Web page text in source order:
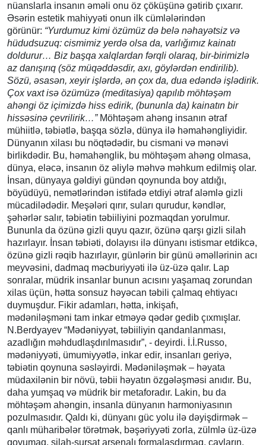
nüanslarla insanın əməli onu öz çöküşünə gətirib çıxarır.
Əsərin estetik mahiyyəti onun ilk cümlələrindən
görünür: “Yurdumuz kimi özümüz də belə nəhayətsiz və
hüdudsuzuq: cismimiz yerdə olsa da, varlığımız kainatı
doldurur… Biz başqa xalqlardan fərqli olaraq, bir-birimizlə
az danışırıq (söz müqəddəsdir, axı, göylərdən endirilib).
Sözü, əsasən, xeyir işlərdə, ən çox da, dua edəndə işlədirik.
Çox vaxt isə özümüzə (meditasiya) qapılıb möhtəşəm
ahəngi öz içimizdə hiss edirik, (bununla da) kainatın bir
hissəsinə çevrilirik…”Möhtəşəm ahəng insanın ətraf
mühiitlə, təbiətlə, başqa sözlə, dünya ilə həmahəngliyidir.
Dünyanın xilası bu nöqtədədir, bu cismani və mənəvi
birlikdədir. Bu, həmahənglik, bu möhtəşəm ahəng olmasa,
dünya, eləcə, insanın öz əliylə məhvə məhkum edilmiş olar.
İnsan, dünyaya gəldiyi gündən qoynunda boy atdığı,
böyüdüyü, nemətlərindən istifadə etdiyi ətraf aləmlə gizli
mücadilədədir. Meşələri qırır, suları qurudur, kəndlər,
şəhərlər salır, təbiətin təbiiliyini pozmaqdan yorulmur.
Bununla da özünə gizli quyu qazır, özünə qarşı gizli silah
hazırlayır. İnsan təbiəti, dolayısı ilə dünyanı istismar etdikcə,
özünə gizli rəqib hazırlayır, günlərin bir günü əməllərinin acı
meyvəsini, dadmaq məcburiyyəti ilə üz-üzə qalır. Lap
sonralar, müdrik insanlar bunun acısını yaşamaq zorundan
xilas üçün, hətta sonsuz həyəcan təbili çalmaq ehtiyacı
duymuşdur. Fikir adamları, hətta, inkişafı,
mədəniləşməni tam inkar etməyə qədər gedib çıxmışlar.
N.Berdyayev “Mədəniyyət, təbiiliyin qandanlanması,
azadlığın məhdudlaşdırılmasıdır”, - deyirdi. İ.İ.Russo,
mədəniyyəti, ümumiyyətlə, inkar edir, insanları geriyə,
təbiətin qoynuna səsləyirdi. Mədəniləşmək – həyata
müdaxilənin bir növü, təbii həyatın özgələşməsi anıdır. Bu,
daha yumşaq və müdrik bir metaforadır. Lakin, bu da
möhtəşəm ahəngin, insanla dünyanın harmoniyasının
pozulmasıdır. Qaldı ki, dünyanı güc yolu ilə dəyişdirmək –
qanlı müharibələr törətmək, bəşəriyyəti zorla, zülmlə üz-üzə
qoyumaq, silah-sursat arsenalı formalaşdırmaq, çayların,